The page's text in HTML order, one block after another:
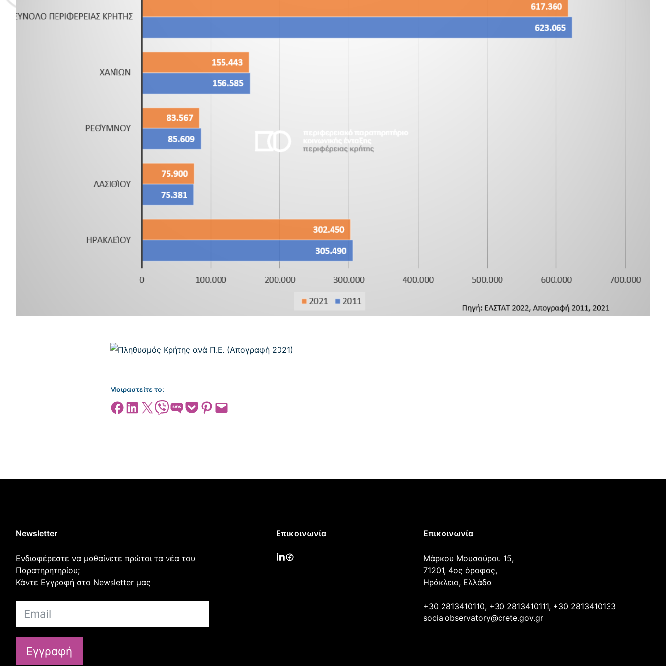
Μοιραστείτε το:
Share on Facebook
Share on LinkedIn
Share on X Share on ViberShare on SMSShare on Pocket
Share on Pinterest
Email this Page
Newsletter
Ενδιαφέρεστε να μαθαίνετε πρώτοι τα νέα του
Παρατηρητηρίου;
Κάντε Εγγραφή στο Newsletter μας
Εγγραφή
Επικοινωνία Επικοινωνία
Μάρκου Μουσούρου 15,
71201, 4ος όροφος,
Ηράκλειο, Ελλάδα
+30 2813410110, +30 2813410111, +30 2813410133
socialobservatory@crete.gov.gr